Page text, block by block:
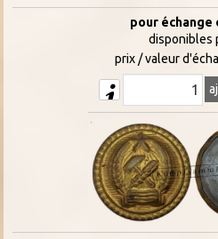
pour échange
disponibles
prix / valeur